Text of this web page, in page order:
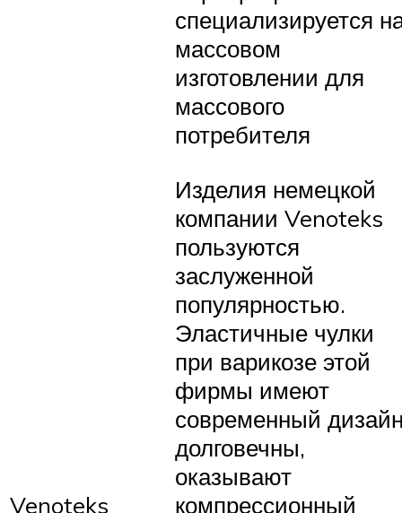
специализируется
массовом
изготовлении для
массового
потребителя
Venoteks
Изделия немецкой
компании Venoteks
пользуются
заслуженной
популярностью.
Эластичные чулки
при варикозе этой
фирмы имеют
современный
долговечны,
оказывают
компрессионный